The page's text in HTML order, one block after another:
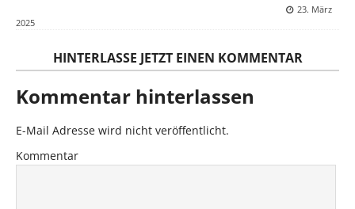
23. März
2025
HINTERLASSE JETZT EINEN KOMMENTAR
Kommentar hinterlassen
E-Mail Adresse wird nicht veröffentlicht.
Kommentar